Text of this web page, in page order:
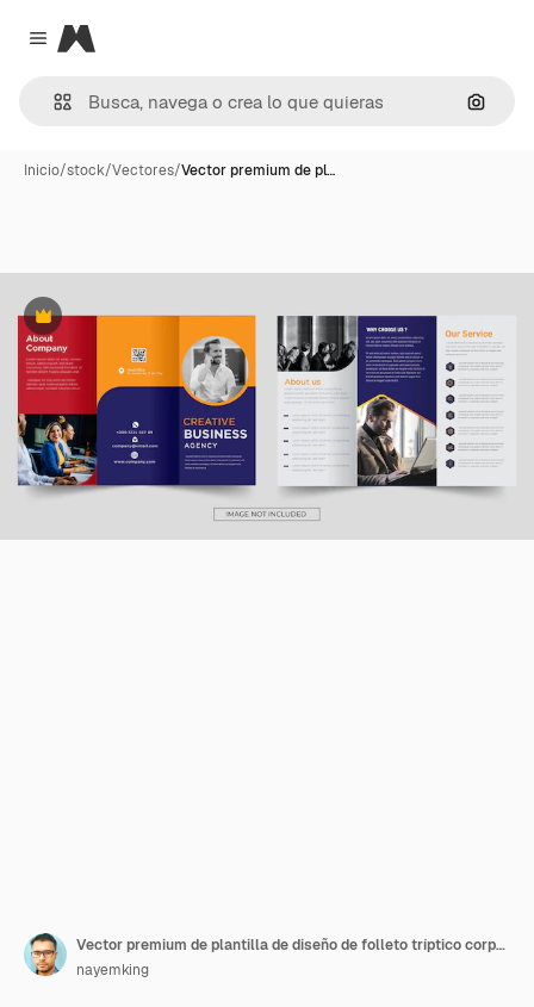
Close menu
Magnific
Inicio/stock/Vectores/Vector premium de pl…
Premium
Vector premium de plantilla de diseño de folleto tríptico corporativo
nayemking